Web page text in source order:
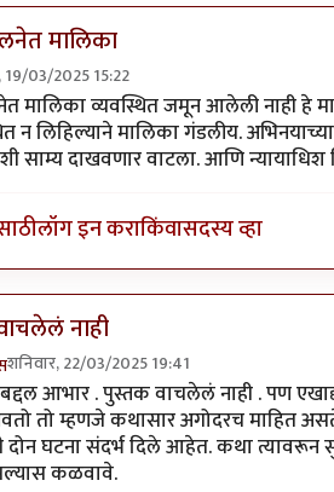
मालिका
19/03/2025 15:22
मालिका व्यवस्थित जमून आलेली नाही
न लिहिल्याने मालिका गंडलीय.
साम्य दाखवणार वाटला. आणि न्यायाधिश
लॉग इन कराकिंवासदस्य व्हा
नाही
शनिवार, 22/03/2025 19:41
toपुस्तकाच्या तुलनेत मालिकाbyकिसन
आभार . पुस्तक वाचलेलं नाही . पण
तो म्हणजे कथासार अगोदरच माहित
दोन घटना संदर्भ दिले आहेत. कथा
कळवावे.